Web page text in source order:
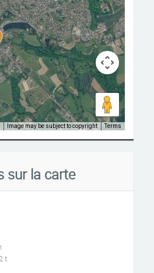
Image may be subject to copyright Terms
sur la carte
t